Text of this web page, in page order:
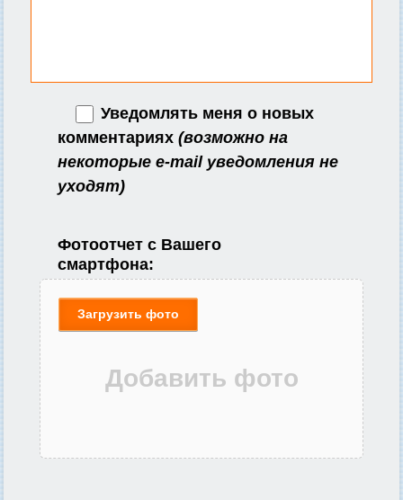
Уведомлять меня о новых
комментариях (возможно на
некоторые e-mail уведомления не
уходят)
Фотоотчет с Вашего
смартфона:
Загрузить фото